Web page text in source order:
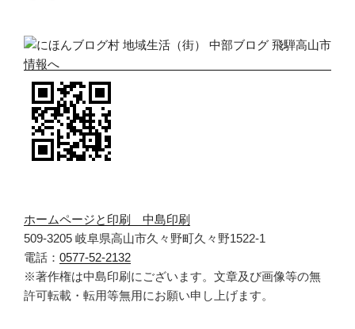
ホームページと印刷 中島印刷
509-3205 岐阜県高山市久々野町久々野1522-1
電話： 0577-52-2132
※著作権は中島印刷にございます。文章及び画像等の無
許可転載・転用等無用にお願い申し上げます。